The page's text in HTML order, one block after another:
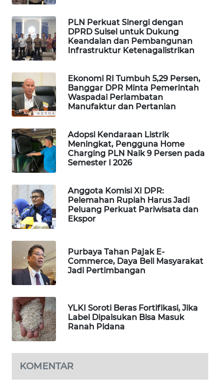
PLN Perkuat Sinergi dengan
DPRD Sulsel untuk Dukung
Keandalan dan Pembangunan
Infrastruktur Ketenagalistrikan
Ekonomi RI Tumbuh 5,29 Persen,
Banggar DPR Minta Pemerintah
Waspadai Perlambatan
Manufaktur dan Pertanian
Adopsi Kendaraan Listrik
Meningkat, Pengguna Home
Charging PLN Naik 9 Persen pada
Semester I 2026
Anggota Komisi XI DPR:
Pelemahan Rupiah Harus Jadi
Peluang Perkuat Pariwisata dan
Ekspor
Purbaya Tahan Pajak E-
Commerce, Daya Beli Masyarakat
Jadi Pertimbangan
YLKI Soroti Beras Fortifikasi, Jika
Label Dipalsukan Bisa Masuk
Ranah Pidana
KOMENTAR
WAHANANEWS
CO ID
WAHANANEWS
WAHANA
SPORT
WAHANA
UMKM
WAHANA
SELEB
WAHANA
PERSONA
OTOMOTIF
WAHANA
HEALTH
WAHANA
DESA
WISATA
WAHANA